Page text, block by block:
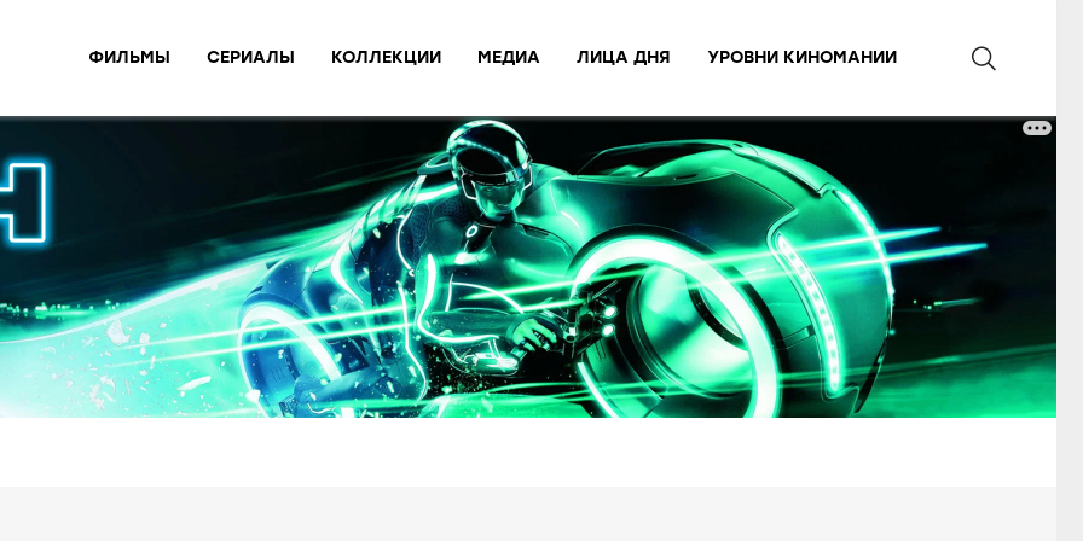
ФИЛЬМЫ СЕРИАЛЫ КОЛЛЕКЦИИ МЕДИА ЛИЦА ДНЯ УРОВНИ КИНОМАНИИ